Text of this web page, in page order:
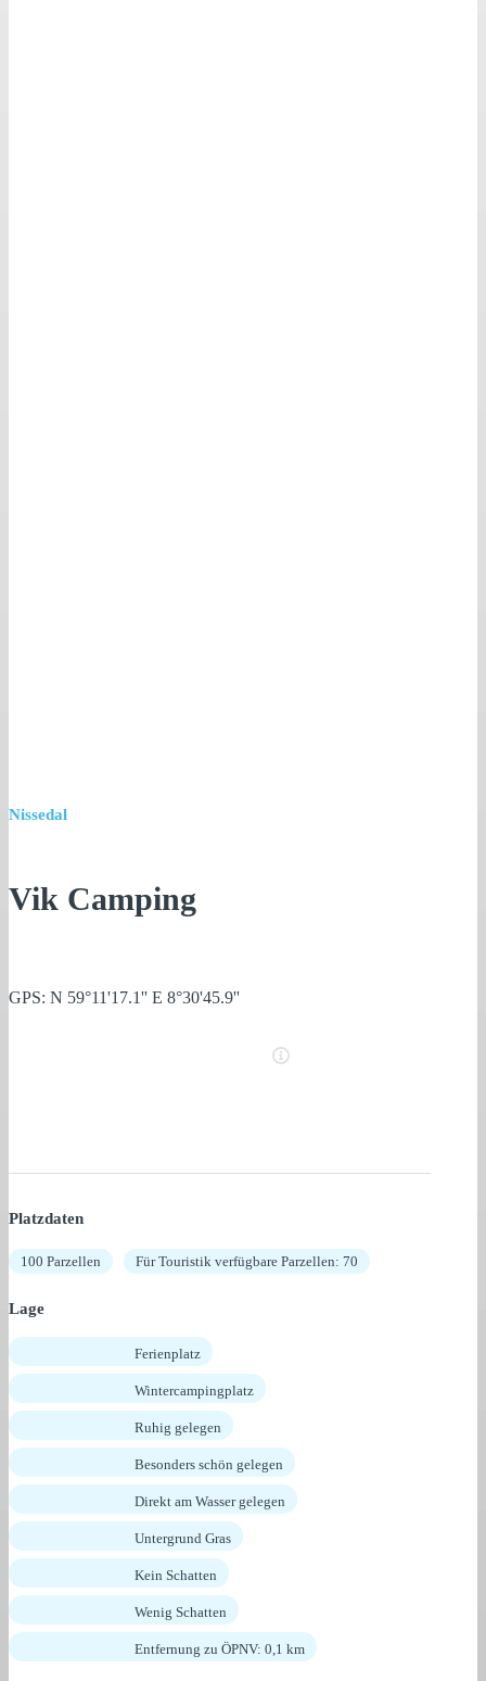
Nissedal
Vik Camping
GPS: N 59°11'17.1'' E 8°30'45.9''
Platzdaten
100 Parzellen Für Touristik verfügbare Parzellen: 70
Lage
Ferienplatz
Wintercampingplatz
Ruhig gelegen
Besonders schön gelegen
Direkt am Wasser gelegen
Untergrund Gras
Kein Schatten
Wenig Schatten
Entfernung zu ÖPNV: 0,1 km